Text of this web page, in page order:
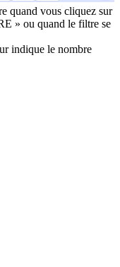
quand vous cliquez sur
» ou quand le filtre se
indique le nombre